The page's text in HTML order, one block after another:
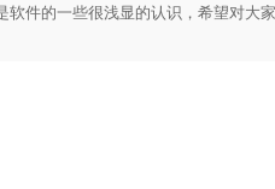
软件的一些很浅显的认识，希望对大